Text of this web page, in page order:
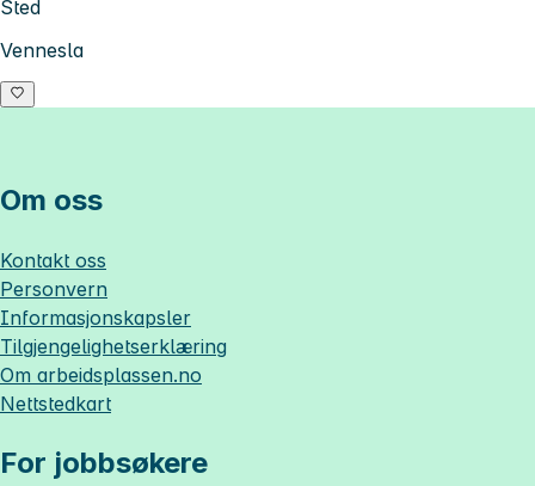
Sted
Vennesla
Om oss
Kontakt oss
Personvern
Informasjonskapsler
Tilgjengelighetserklæring
Om arbeidsplassen.no
Nettstedkart
For jobbsøkere